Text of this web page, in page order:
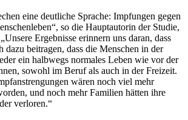
eine deutliche Sprache: Impfungen gegen
so die Hauptautorin der Studie,
Ergebnisse erinnern uns daran, dass
dazu beitragen, dass die Menschen in der
ein halbwegs normales Leben wie vor der
sowohl im Beruf als auch in der Freizeit.
wären noch viel mehr
und noch mehr Familien hätten ihre
verloren.“